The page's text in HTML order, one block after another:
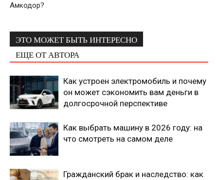
Амкодор?
ЭТО МОЖЕТ БЫТЬ ИНТЕРЕСНО
ЕЩЕ ОТ АВТОРА
Как устроен электромобиль и почему
он может сэкономить вам деньги в
долгосрочной перспективе
Как выбрать машину в 2026 году: на
что смотреть на самом деле
Гражданский брак и наследство: как